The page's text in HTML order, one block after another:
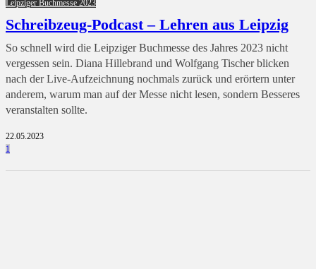
Leipziger Buchmesse 2023
Schreibzeug-Podcast – Lehren aus Leipzig
So schnell wird die Leipziger Buchmesse des Jahres 2023 nicht
vergessen sein. Diana Hillebrand und Wolfgang Tischer blicken
nach der Live-Aufzeichnung nochmals zurück und erörtern unter
anderem, warum man auf der Messe nicht lesen, sondern Besseres
veranstalten sollte.
22.05.2023
1